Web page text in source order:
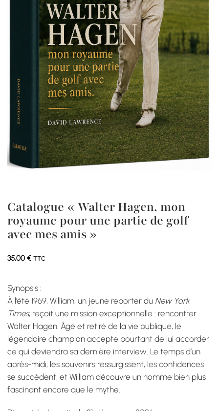
Catalogue « Walter Hagen, mon
royaume pour une partie de golf
avec mes amis »
35,00 € TTC
Synopsis :
À l’été 1969, William, un jeune reporter du New York
Times, reçoit une mission exceptionnelle : rencontrer
Walter Hagen. Âgé et retiré de la vie publique, le
légendaire champion accepte pourtant de lui accorder
ce qui deviendra sa dernière interview. Le temps d’un
après-midi, les souvenirs ressurgissent, les confidences
se succèdent, et William découvre un homme bien plus
fascinant encore que le mythe.